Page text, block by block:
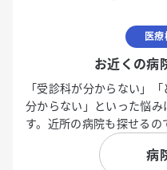
医
お近くの病
「受診科が分からない」
分からない」といった悩
す。近所の病院も探せるの
病